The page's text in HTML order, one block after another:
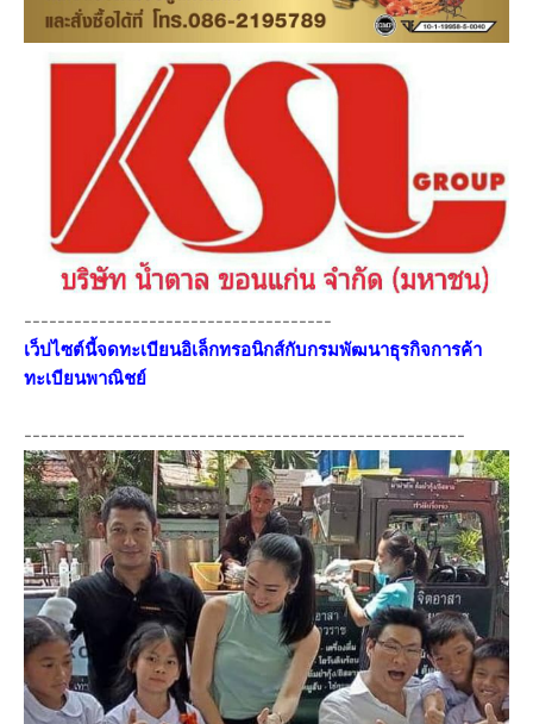
-------------------------------------
เว็ปไซต์นี้จดทะเบียนอิเล็กทรอนิกส์กับกรมพัฒนาธุรกิจการค้า
ทะเบียนพาณิชย์
-----------------------------------------------------